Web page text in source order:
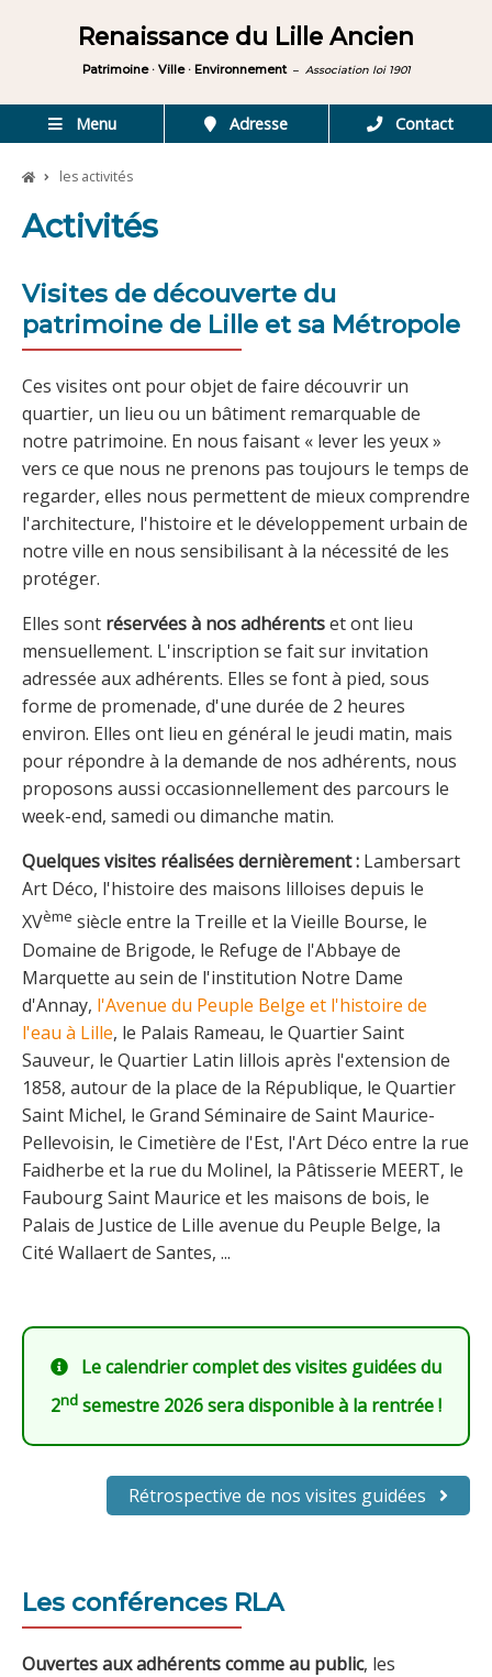
Renaissance du Lille Ancien
Patrimoine · Ville · Environnement– Association loi 1901
Menu Adresse Contact
les activités
Activités
Visites de découverte du
patrimoine de Lille et sa Métropole
Ces visites ont pour objet de faire découvrir un
quartier, un lieu ou un bâtiment remarquable de
notre patrimoine. En nous faisant « lever les yeux »
vers ce que nous ne prenons pas toujours le temps de
regarder, elles nous permettent de mieux comprendre
l'architecture, l'histoire et le développement urbain de
notre ville en nous sensibilisant à la nécessité de les
protéger.
Elles sont réservées à nos adhérentset ont lieu
mensuellement. L'inscription se fait sur invitation
adressée aux adhérents. Elles se font à pied, sous
forme de promenade, d'une durée de 2 heures
environ. Elles ont lieu en général le jeudi matin, mais
pour répondre à la demande de nos adhérents, nous
proposons aussi occasionnellement des parcours le
week-end, samedi ou dimanche matin.
Quelques visites réalisées dernièrement : Lambersart
Art Déco, l'histoire des maisons lilloises depuis le
XVème siècle entre la Treille et la Vieille Bourse, le
Domaine de Brigode, le Refuge de l'Abbaye de
Marquette au sein de l'institution Notre Dame
d'Annay, l'Avenue du Peuple Belge et l'histoire de
l'eau à Lille, le Palais Rameau, le Quartier Saint
Sauveur, le Quartier Latin lillois après l'extension de
1858, autour de la place de la République, le Quartier
Saint Michel, le Grand Séminaire de Saint Maurice-
Pellevoisin, le Cimetière de l'Est, l'Art Déco entre la rue
Faidherbe et la rue du Molinel, la Pâtisserie MEERT, le
Faubourg Saint Maurice et les maisons de bois, le
Palais de Justice de Lille avenue du Peuple Belge, la
Cité Wallaert de Santes, ...
Le calendrier complet des visites guidées du
2nd semestre 2026 sera disponible à la rentrée !
Rétrospective de nos visites guidées
Les conférences RLA
Ouvertes aux adhérents comme au public, les